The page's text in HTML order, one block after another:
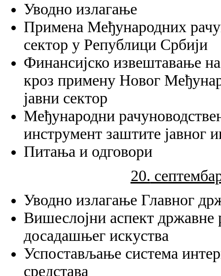
Уводно излагање
Примена Међународних
сектор у Републици Србији
Финансијско извештавање
кроз примену Новог
јавни сектор
Међународни
инструмент заштите јавног
Питања и одговори
20.
Уводно излагање Главног
Вишеслојни аспект државне
досадашњег искуства
Успостављање система
средстава